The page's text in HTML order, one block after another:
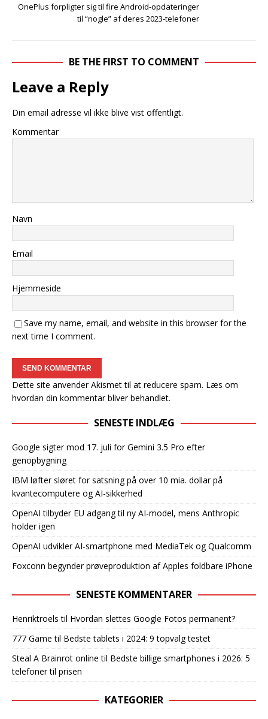
OnePlus forpligter sig til fire Android-opdateringer
til “nogle” af deres 2023-telefoner
BE THE FIRST TO COMMENT
Leave a Reply
Din email adresse vil ikke blive vist offentligt.
Kommentar
Navn
Email
Hjemmeside
Save my name, email, and website in this browser for the
next time I comment.
Dette site anvender Akismet til at reducere spam. Læs om
hvordan din kommentar bliver behandlet.
SENESTE INDLÆG
Google sigter mod 17. juli for Gemini 3.5 Pro efter
genopbygning
IBM løfter sløret for satsning på over 10 mia. dollar på
kvantecomputere og AI-sikkerhed
OpenAI tilbyder EU adgang til ny AI-model, mens Anthropic
holder igen
OpenAI udvikler AI-smartphone med MediaTek og Qualcomm
Foxconn begynder prøveproduktion af Apples foldbare iPhone
SENESTE KOMMENTARER
Henriktroels til Hvordan slettes Google Fotos permanent?
777 Game til Bedste tablets i 2024: 9 topvalg testet
Steal A Brainrot online til Bedste billige smartphones i 2026: 5
telefoner til prisen
KATEGORIER